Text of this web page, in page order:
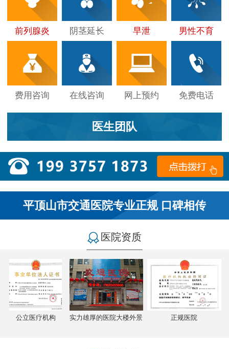
前列腺炎 阴茎延长 早泄 男性不育
费用咨询 在线咨询 网上预约 免费电话
医生团队
平顶山市交通医院专业正规 口碑相传
医院资质
公立医疗机构 实力雄厚的医院大楼外景 正规医院
小李：
医院环境不错，就是人有点多，多亏手机预约了，
不然排队都要排好久…